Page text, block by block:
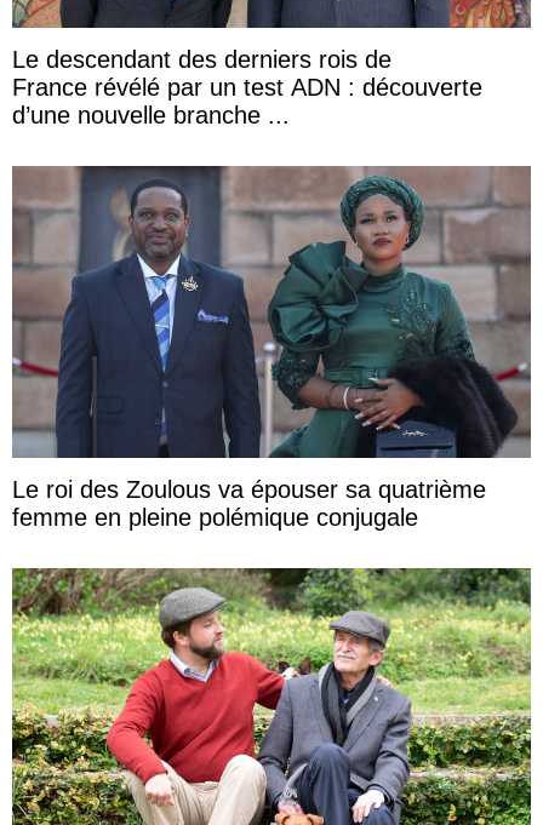
Le descendant des derniers rois de
France révélé par un test ADN : découverte
d’une nouvelle branche ...
Le roi des Zoulous va épouser sa quatrième
femme en pleine polémique conjugale